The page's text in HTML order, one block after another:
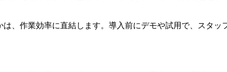
、作業効率に直結します。導入前にデモや試用で、スタッ